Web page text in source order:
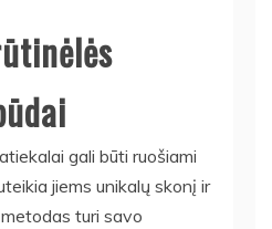
gali būti ruošiami
jiems unikalų skonį ir
turi savo